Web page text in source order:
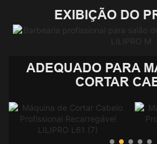
EXIBIÇÃO DO
ADEQUADO PARA
CORTAR